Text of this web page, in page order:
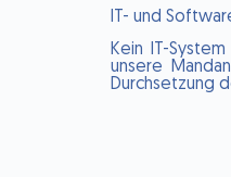
IT- und
Kein IT-
unsere
Durchsetzung